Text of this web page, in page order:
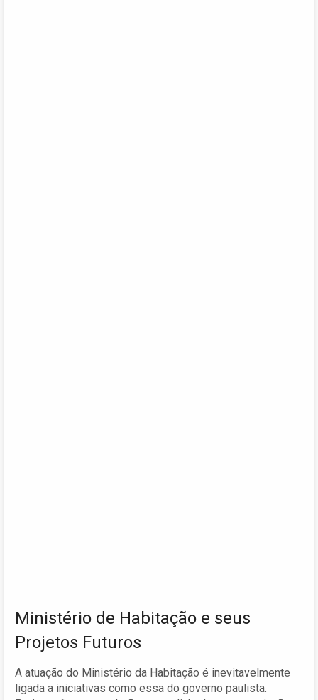
Ministério de Habitação e seus
Projetos Futuros
A atuação do Ministério da Habitação é inevitavelmente
ligada a iniciativas como essa do governo paulista.